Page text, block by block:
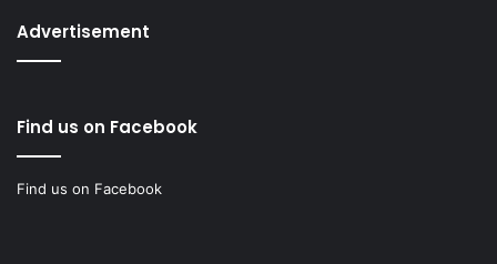
Advertisement
Find us on Facebook
Find us on Facebook